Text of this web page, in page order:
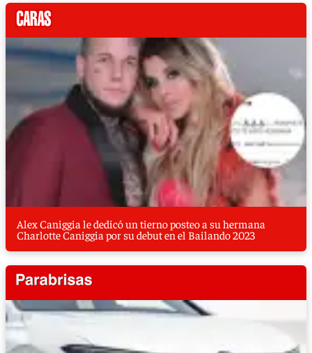
Alex Caniggia le dedicó un tierno posteo a su hermana
Charlotte Caniggia por su debut en el Bailando 2023